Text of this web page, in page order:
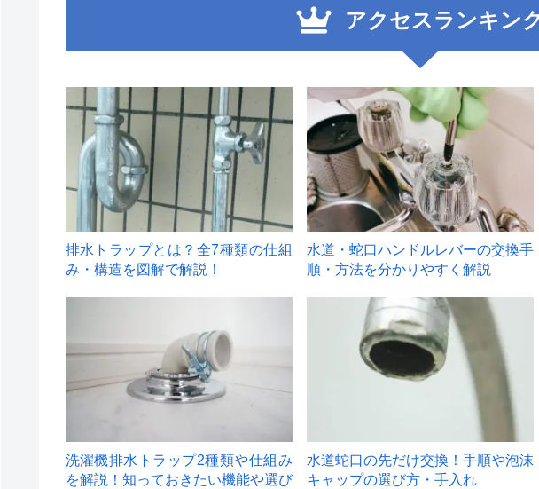
アクセスランキン
1
排水トラップとは？全7種類の仕組
み・構造を図解で解説！
2
水道・蛇口ハンドルレバーの交換手
順・方法を分かりやすく解説
洗濯機排水トラップ2種類や仕組み
を解説！知っておきたい機能や選び
水道蛇口の先だけ交換！手順や泡沫
キャップの選び方・手入れ